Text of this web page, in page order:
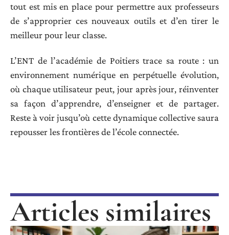
tout est mis en place pour permettre aux professeurs
de s’approprier ces nouveaux outils et d’en tirer le
meilleur pour leur classe.
L’ENT de l’académie de Poitiers trace sa route : un
environnement numérique en perpétuelle évolution,
où chaque utilisateur peut, jour après jour, réinventer
sa façon d’apprendre, d’enseigner et de partager.
Reste à voir jusqu’où cette dynamique collective saura
repousser les frontières de l’école connectée.
Articles similaires